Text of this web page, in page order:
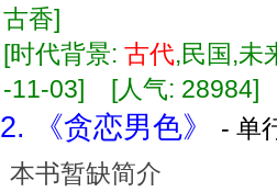
古香]
[时代背景: 古代,民国,未
-11-03] [人气:
2. 《贪恋男色》
- 单
本书暂缺简介